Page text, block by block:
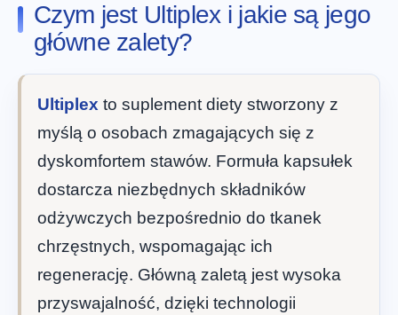
Czym jest Ultiplex i jakie są jego
główne zalety?
Ultiplex to suplement diety stworzony z
myślą o osobach zmagających się z
dyskomfortem stawów. Formuła kapsułek
dostarcza niezbędnych składników
odżywczych bezpośrednio do tkanek
chrzęstnych, wspomagając ich
regenerację. Główną zaletą jest wysoka
przyswajalność, dzięki technologii